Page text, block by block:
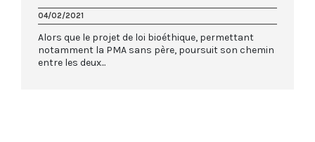
04/02/2021
Alors que le projet de loi bioéthique, permettant
notamment la PMA sans père, poursuit son chemin
entre les deux...